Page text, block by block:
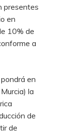
presentes
en
10% de
a
en
la
de
de